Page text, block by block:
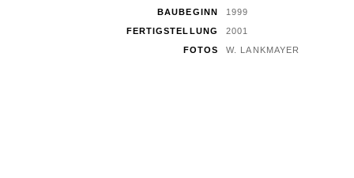
BAUBEGINN
FERTIGSTELLUNG
FOTOS
1999
2001
W. LANKMAYER